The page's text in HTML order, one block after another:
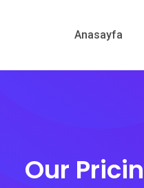
Anasayfa
Our